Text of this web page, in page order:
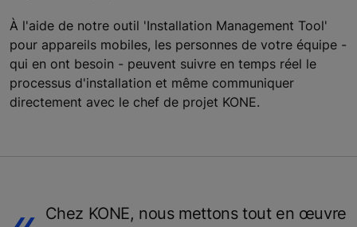
À l'aide de notre outil 'Installation Management Tool'
pour appareils mobiles, les personnes de votre équipe -
qui en ont besoin - peuvent suivre en temps réel le
processus d'installation et même communiquer
directement avec le chef de projet KONE.
Chez KONE, nous mettons tout en œuvre